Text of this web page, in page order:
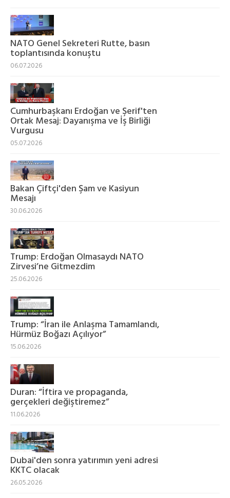
NATO Genel Sekreteri Rutte, basın
toplantısında konuştu
06.07.2026
Cumhurbaşkanı Erdoğan ve Şerif'ten
Ortak Mesaj: Dayanışma ve İş Birliği
Vurgusu
05.07.2026
Bakan Çiftçi'den Şam ve Kasiyun
Mesajı
30.06.2026
Trump: Erdoğan Olmasaydı NATO
Zirvesi’ne Gitmezdim
25.06.2026
Trump: “İran ile Anlaşma Tamamlandı,
Hürmüz Boğazı Açılıyor”
15.06.2026
Duran: “İftira ve propaganda,
gerçekleri değiştiremez”
11.06.2026
Dubai'den sonra yatırımın yeni adresi
KKTC olacak
26.05.2026